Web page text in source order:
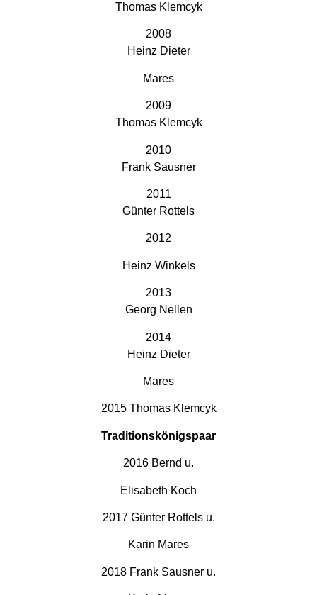
Thomas Klemcyk
2008
Heinz Dieter
Mares
2009
Thomas Klemcyk
2010
Frank Sausner
2011
Günter Rottels
2012
Heinz Winkels
2013
Georg Nellen
2014
Heinz Dieter
Mares
2015 Thomas Klemcyk
Traditionskönigspaar
2016 Bernd u.
Elisabeth Koch
2017 Günter Rottels u.
Karin Mares
2018 Frank Sausner u.